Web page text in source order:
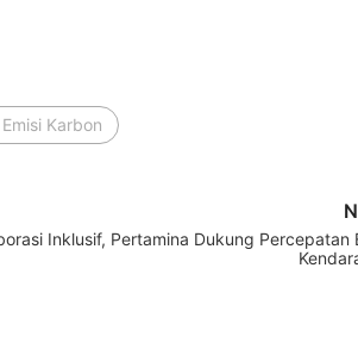
Karbon
Inklusif, Pertamina Dukung Percepatan